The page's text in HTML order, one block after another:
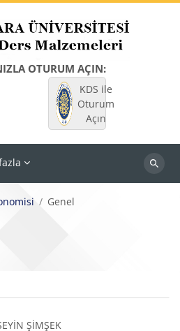
OTURUM AÇIN:
KDS ile
Oturum
Açın
Dersleri
Genel
ŞİMŞEK